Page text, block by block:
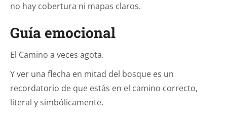
no hay cobertura ni mapas claros.
Guía emocional
El Camino a veces agota.
Y ver una flecha en mitad del bosque es un
recordatorio de que estás en el camino correcto,
literal y simbólicamente.